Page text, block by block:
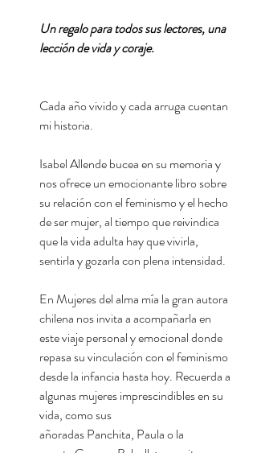
Un regalo para todos sus lectores, una
lección de vida y coraje.
Cada año vivido y cada arruga cuentan
mi historia.
Isabel Allende bucea en su memoria y
nos ofrece un emocionante libro sobre
su relación con el feminismo y el hecho
de ser mujer, al tiempo que reivindica
que la vida adulta hay que vivirla,
sentirla y gozarla con plena intensidad.
En Mujeres del alma mía la gran autora
chilena nos invita a acompañarla en
este viaje personal y emocional donde
repasa su vinculación con el feminismo
desde la infancia hasta hoy. Recuerda a
algunas mujeres imprescindibles en su
vida, como sus
añoradas Panchita, Paula o la